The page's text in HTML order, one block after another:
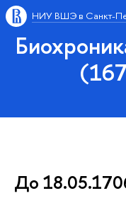
НИУ ВШЭ в Санкт-
До